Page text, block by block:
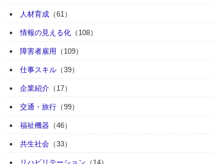
人材育成 （61）
情報の見える化 （108）
障害者雇用 （109）
仕事スキル （39）
企業紹介 （17）
交通・旅行 （99）
福祉機器 （46）
共生社会 （33）
リハビリテーション （14）